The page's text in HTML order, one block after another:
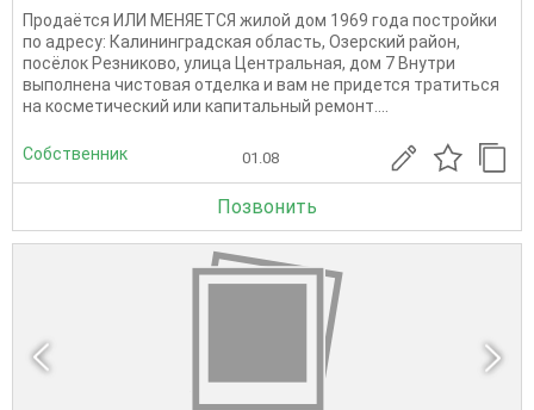
Продаётся ИЛИ МЕНЯЕТСЯ жилой дом 1969 года постройки
по адресу: Калининградская область, Озерский район,
посёлок Резниково, улица Центральная, дом 7 Внутри
выполнена чистовая отделка и вам не придется тратиться
на косметический или капитальный ремонт....
Собственник 01.08
Позвонить